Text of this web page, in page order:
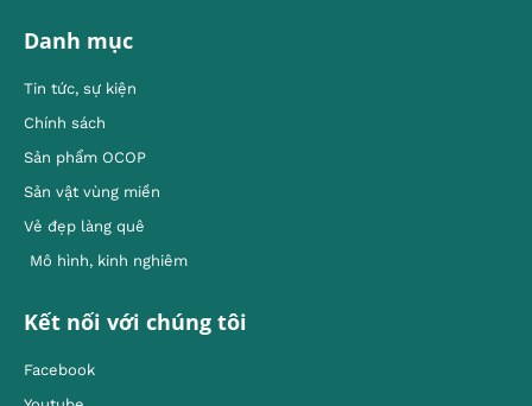
Danh mục
Tin tức, sự kiện
Chính sách
Sản phẩm OCOP
Sản vật vùng miền
Vẻ đẹp làng quê
Mô hình, kinh nghiêm
Kết nối với chúng tôi
Facebook